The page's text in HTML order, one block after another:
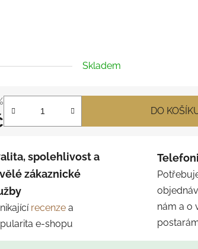
Skladem
DO
spolehlivost a
zákaznické
recenze a
e-shopu
nám a o